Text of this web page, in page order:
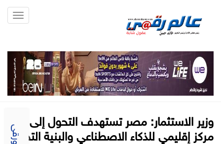
وزير الاستثمار: مصر تستهدف التحول إلى
مركز إقليمي للذكاء الاصطناعي والبنية التحتية